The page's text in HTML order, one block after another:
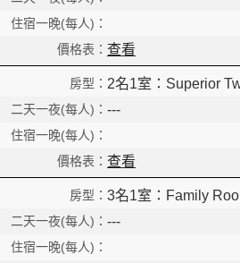
查看
2名1室：Superior
---
查看
3名1室：Family
---